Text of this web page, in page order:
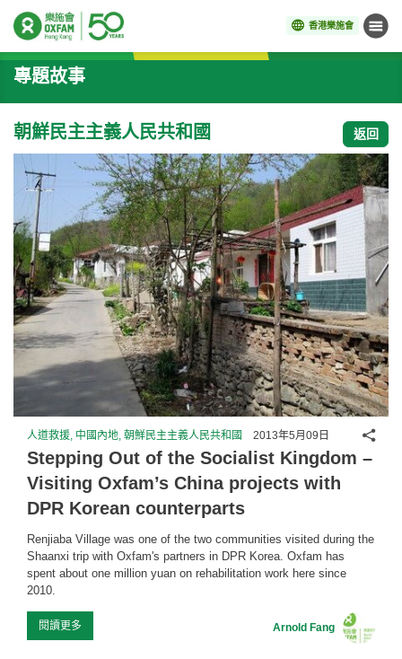
香港樂施會 目錄
開始主要內容
專題故事
朝鮮民主主義人民共和國 返回
人道救援, 中國內地, 朝鮮民主主義人民共和國 2013年5月09日
Stepping Out of the Socialist Kingdom –
Visiting Oxfam’s China projects with
DPR Korean counterparts
Renjiaba Village was one of the two communities visited during the
Shaanxi trip with Oxfam's partners in DPR Korea. Oxfam has
spent about one million yuan on rehabilitation work here since
2010.
閱讀更多 Arnold Fang
分享